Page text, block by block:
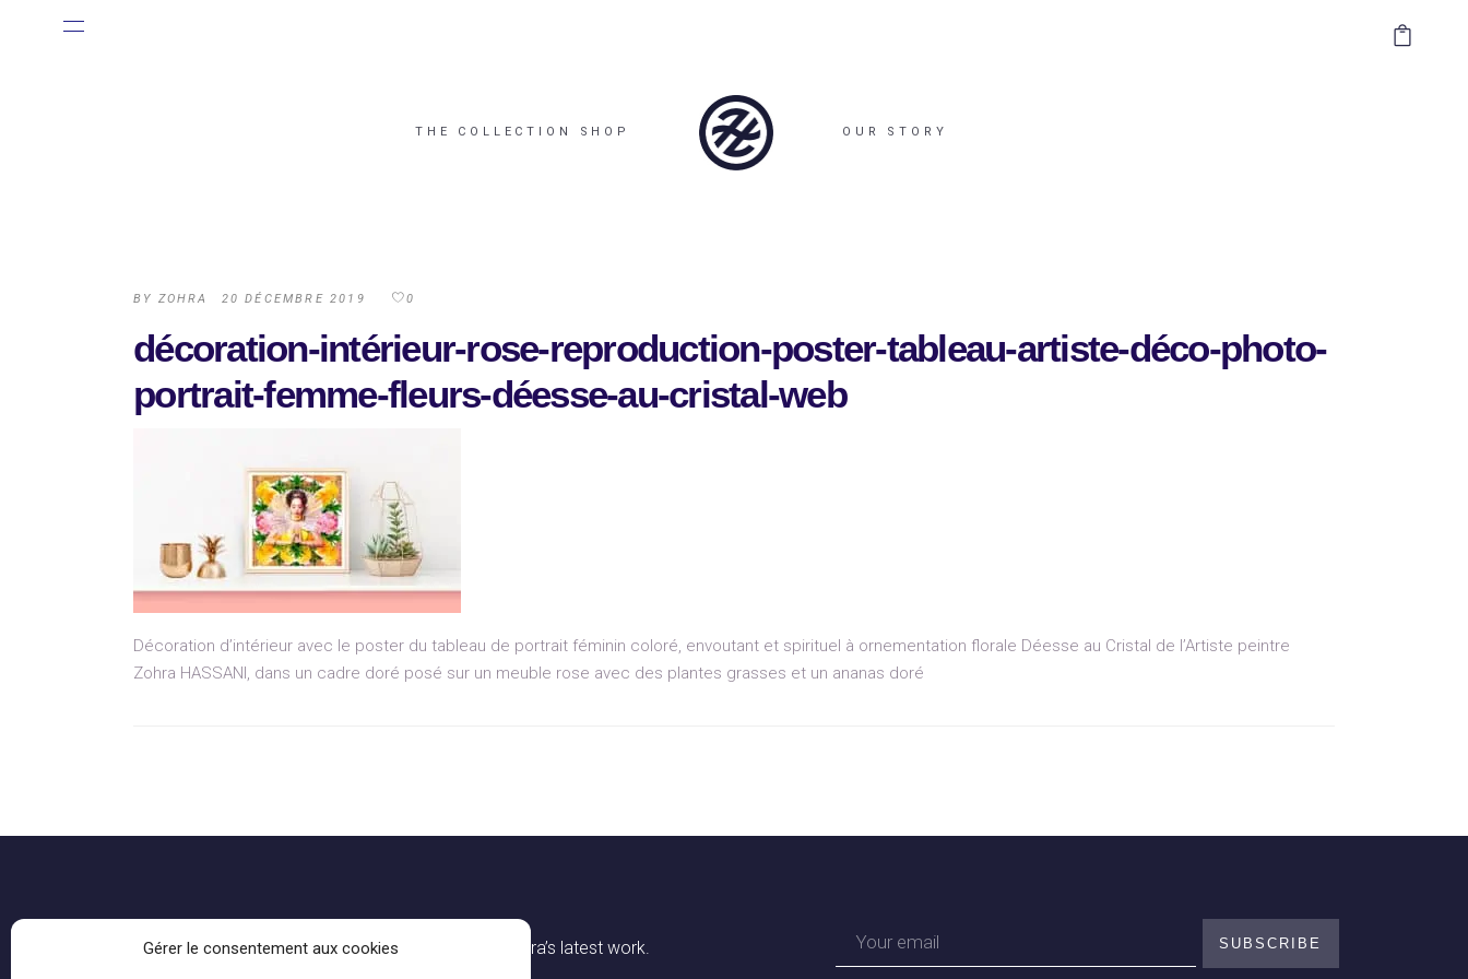
Gérer le consentement aux cookies
THE COLLECTION SHOP OUR STORY
BY ZOHRA 20 DÉCEMBRE 2019 0
décoration-intérieur-rose-reproduction-poster-tableau-artiste-déco-photo-
portrait-femme-fleurs-déesse-au-cristal-web
Décoration d’intérieur avec le poster du tableau de portrait féminin coloré, envoutant et spirituel à ornementation florale Déesse au Cristal de l’Artiste peintre
Zohra HASSANI, dans un cadre doré posé sur un meuble rose avec des plantes grasses et un ananas doré
Sign up for updates about sales, new releases and Zohra’s latest work.